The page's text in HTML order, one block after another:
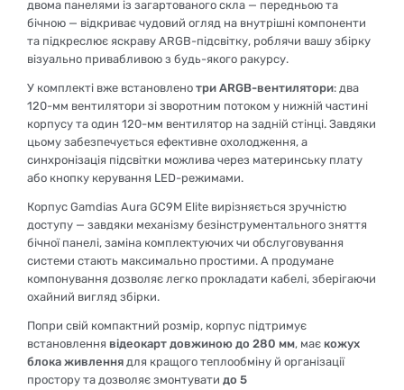
двома панелями із загартованого скла — передньою та
бічною — відкриває чудовий огляд на внутрішні компоненти
та підкреслює яскраву ARGB-підсвітку, роблячи вашу збірку
візуально привабливою з будь-якого ракурсу.
У комплекті вже встановлено три ARGB-вентилятори: два
120-мм вентилятори зі зворотним потоком у нижній частині
корпусу та один 120-мм вентилятор на задній стінці. Завдяки
цьому забезпечується ефективне охолодження, а
синхронізація підсвітки можлива через материнську плату
або кнопку керування LED-режимами.
Корпус Gamdias Aura GC9M Elite вирізняється зручністю
доступу — завдяки механізму безінструментального зняття
бічної панелі, заміна комплектуючих чи обслуговування
системи стають максимально простими. А продумане
компонування дозволяє легко прокладати кабелі, зберігаючи
охайний вигляд збірки.
Попри свій компактний розмір, корпус підтримує
встановлення відеокарт довжиною до 280 мм, має кожух
блока живлення для кращого теплообміну й організації
простору та дозволяє змонтувати до 5